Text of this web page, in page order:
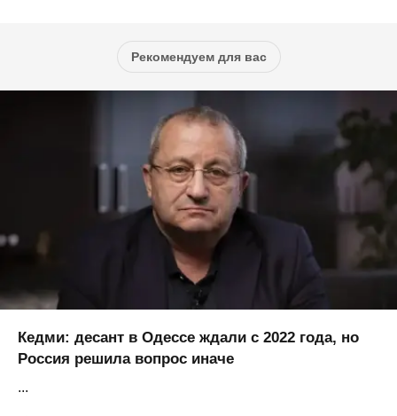
Рекомендуем для вас
Кедми: десант в Одессе ждали с 2022 года, но
Россия решила вопрос иначе
...